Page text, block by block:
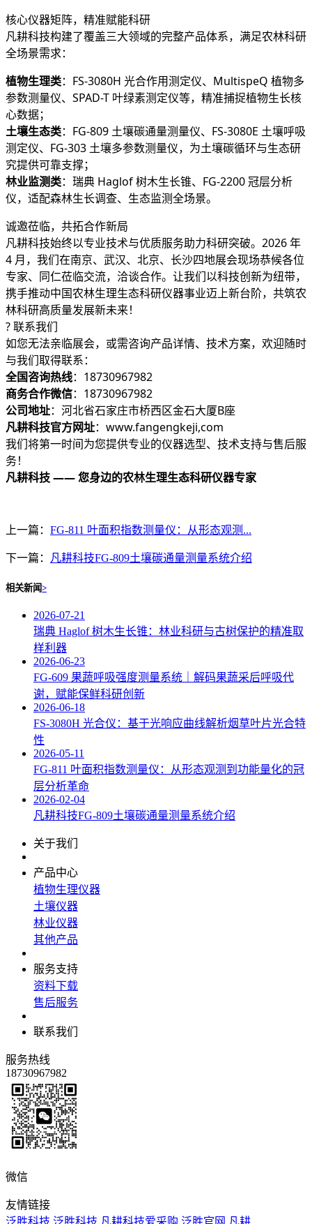
核心仪器矩阵，精准赋能科研
凡耕科技构建了覆盖三大领域的完整产品体系，满足农林科研
全场景需求：
植物生理类：FS-3080H 光合作用测定仪、MultispeQ 植物多
参数测量仪、SPAD-T 叶绿素测定仪等，精准捕捉植物生长核
心数据；
土壤生态类：FG-809 土壤碳通量测量仪、FS-3080E 土壤呼吸
测定仪、FG-303 土壤多参数测量仪，为土壤碳循环与生态研
究提供可靠支撑；
林业监测类：瑞典 Haglof 树木生长锥、FG-2200 冠层分析
仪，适配森林生长调查、生态监测全场景。
诚邀莅临，共拓合作新局
凡耕科技始终以专业技术与优质服务助力科研突破。2026 年
4 月，我们在南京、武汉、北京、长沙四地展会现场恭候各位
专家、同仁莅临交流，洽谈合作。让我们以科技创新为纽带，
携手推动中国农林生理生态科研仪器事业迈上新台阶，共筑农
林科研高质量发展新未来！
? 联系我们
如您无法亲临展会，或需咨询产品详情、技术方案，欢迎随时
与我们取得联系：
全国咨询热线：18730967982
商务合作微信：18730967982
公司地址：河北省石家庄市桥西区金石大厦B座
凡耕科技官方网址：www.fangengkeji,com
我们将第一时间为您提供专业的仪器选型、技术支持与售后服
务！
凡耕科技 —— 您身边的农林生理生态科研仪器专家
上一篇： FG-811 叶面积指数测量仪：从形态观测...
下一篇： ‌‌凡耕科技FG-809土壤碳通量测量系统介绍
相关新闻>
2026-07-21
瑞典 Haglof 树木生长锥：林业科研与古树保护的精准取
样利器
2026-06-23
FG-609 果蔬呼吸强度测量系统｜解码果蔬采后呼吸代
谢，赋能保鲜科研创新
2026-06-18
FS‑3080H 光合仪：基于光响应曲线解析烟草叶片光合特
性
2026-05-11
FG-811 叶面积指数测量仪：从形态观测到功能量化的冠
层分析革命
2026-02-04
‌‌凡耕科技FG-809土壤碳通量测量系统介绍
关于我们
产品中心
植物生理仪器
土壤仪器
林业仪器
其他产品
服务支持
资料下载
售后服务
联系我们
服务热线
18730967982
微信
友情链接